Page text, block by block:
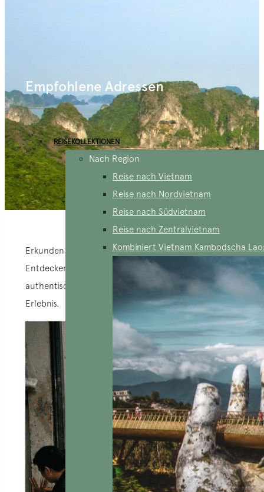
REISEKOLLEKTIONEN
Nach Region
Reise nach Vietnam
Reise nach Nordvietnam
Reise nach Südvietnam
Reise nach Zentralvietnam
Kombiniert Vietnam Kambodscha
Empfohlene Adressen
Erkunden Sie das Beste der vietnamesischen Küche:
Entdecken Sie unsere empfohlenen Adressen für ein
authentisches und unvergessliches kulinarisches
Erlebnis.